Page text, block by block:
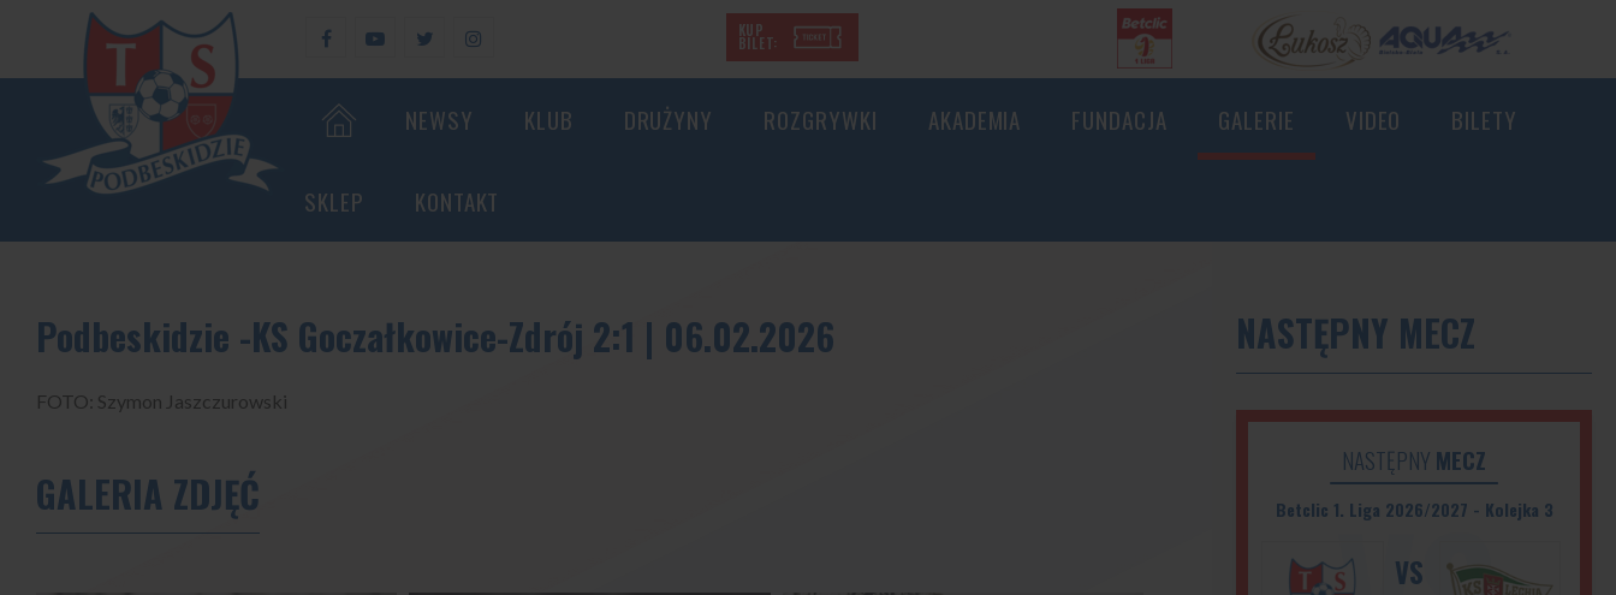
KUP
BILET:
NEWSY KLUB DRUŻYNY ROZGRYWKI AKADEMIA FUNDACJA GALERIE VIDEO BILETY
SKLEP KONTAKT
Podbeskidzie -KS Goczałkowice-Zdrój 2:1 | 06.02.2026
FOTO: Szymon Jaszczurowski
GALERIA ZDJĘĆ
NASTĘPNY MECZ
NASTĘPNY MECZ
Betclic 1. Liga 2026/2027 - Kolejka 3
VS